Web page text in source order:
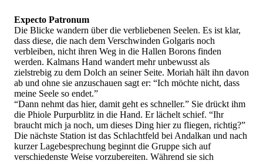
Expecto Patronum
Die Blicke wandern über die verbliebenen Seelen. Es ist klar,
dass diese, die nach dem Verschwinden Golgaris noch
verbleiben, nicht ihren Weg in die Hallen Borons finden
werden. Kalmans Hand wandert mehr unbewusst als
zielstrebig zu dem Dolch an seiner Seite. Moriah hält ihn davon
ab und ohne sie anzuschauen sagt er: “Ich möchte nicht, dass
meine Seele so endet.”
“Dann nehmt das hier, damit geht es schneller.” Sie drückt ihm
die Phiole Purpurblitz in die Hand. Er lächelt schief. “Ihr
braucht mich ja noch, um dieses Ding hier zu fliegen, richtig?”
Die nächste Station ist das Schlachtfeld bei Andalkan und nach
kurzer Lagebesprechung beginnt die Gruppe sich auf
verschiedenste Weise vorzubereiten. Während sie sich